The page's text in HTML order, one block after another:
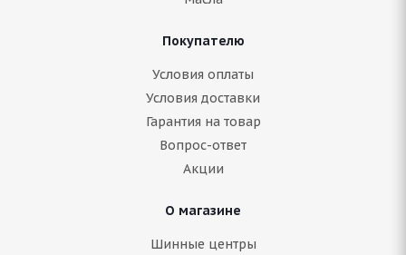
ARIVO ICE CLAW ARW4 205/65 R16 95T
Покупателю
Условия оплаты
Условия доставки
Гарантия на товар
Вопрос-ответ
Акции
О магазине
Шинные центры